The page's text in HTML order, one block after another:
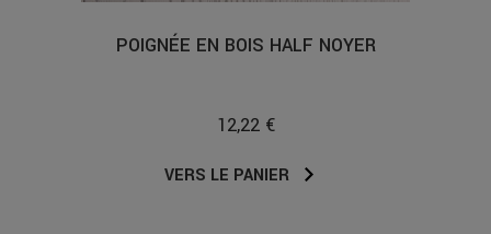
POIGNÉE EN BOIS HALF NOYER
12,22 €
VERS LE PANIER